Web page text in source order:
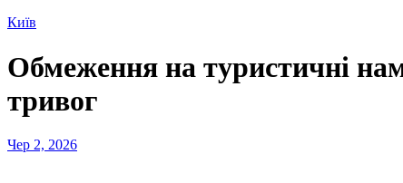
Київ
Обмеження на туристичні
тривог
Чер 2, 2026